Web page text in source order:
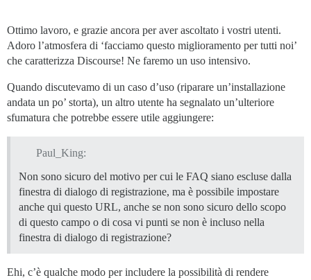
Ottimo lavoro, e grazie ancora per aver ascoltato i vostri utenti.
Adoro l’atmosfera di ‘facciamo questo miglioramento per tutti noi’
che caratterizza Discourse! Ne faremo un uso intensivo.
Quando discutevamo di un caso d’uso (riparare un’installazione
andata un po’ storta), un altro utente ha segnalato un’ulteriore
sfumatura che potrebbe essere utile aggiungere:
Paul_King:
Non sono sicuro del motivo per cui le FAQ siano escluse dalla
finestra di dialogo di registrazione, ma è possibile impostare
anche qui questo URL, anche se non sono sicuro dello scopo
di questo campo o di cosa vi punti se non è incluso nella
finestra di dialogo di registrazione?
Ehi, c’è qualche modo per includere la possibilità di rendere